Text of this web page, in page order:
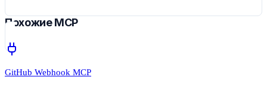
Похожие MCP
GitHub Webhook MCP